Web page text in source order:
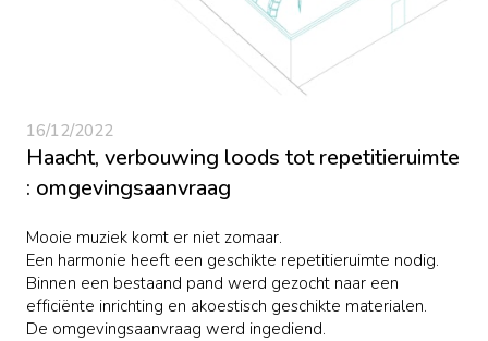
16/12/2022
Haacht, verbouwing loods tot repetitieruimte
: omgevingsaanvraag
Mooie muziek komt er niet zomaar.
Een harmonie heeft een geschikte repetitieruimte nodig.
Binnen een bestaand pand werd gezocht naar een
efficiënte inrichting en akoestisch geschikte materialen.
De omgevingsaanvraag werd ingediend.